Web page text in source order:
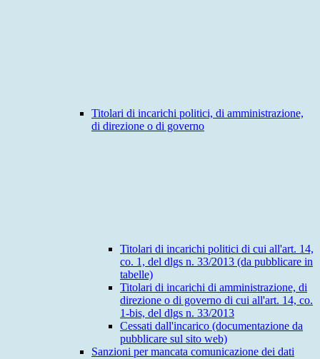
Titolari di incarichi politici, di amministrazione,
di direzione o di governo
Titolari di incarichi politici di cui all'art. 14,
co. 1, del dlgs n. 33/2013 (da pubblicare in
tabelle)
Titolari di incarichi di amministrazione, di
direzione o di governo di cui all'art. 14, co.
1-bis, del dlgs n. 33/2013
Cessati dall'incarico (documentazione da
pubblicare sul sito web)
Sanzioni per mancata comunicazione dei dati